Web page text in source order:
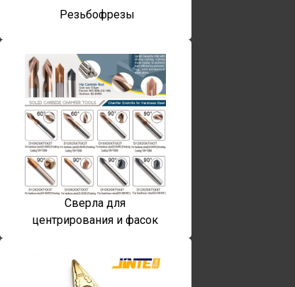
Резьбофрезы
Сверла для
центрирования и фасок